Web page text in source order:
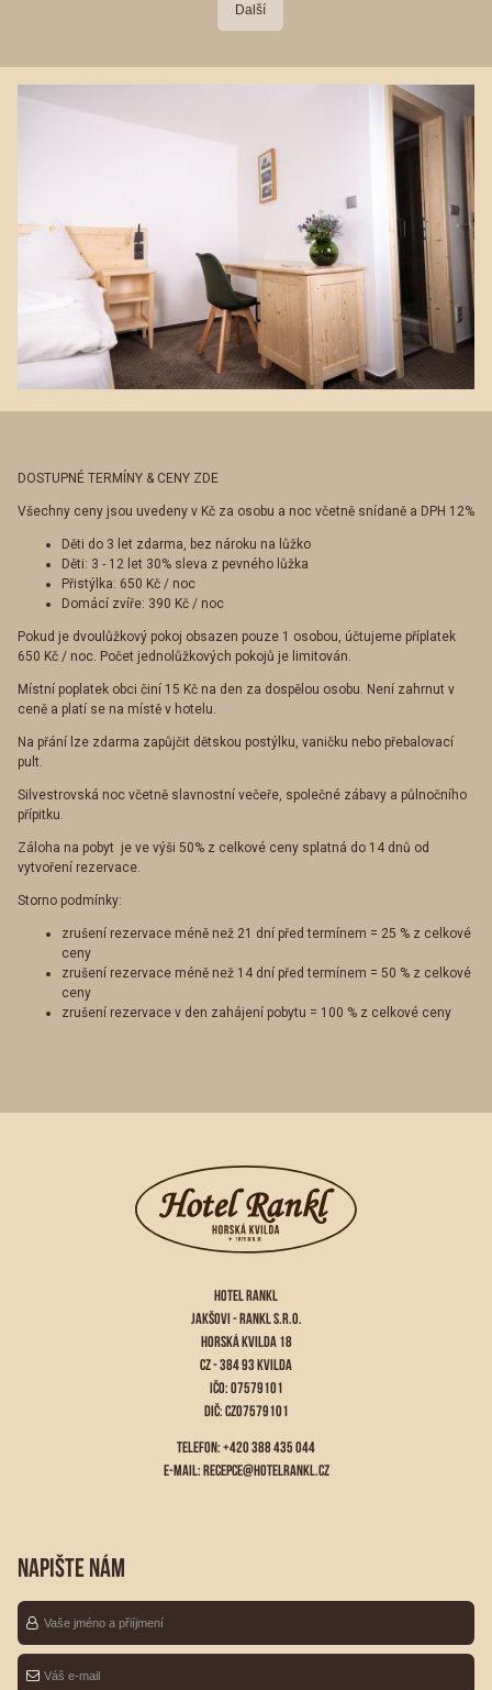
Další
DOSTUPNÉ TERMÍNY & CENY ZDE
Všechny ceny jsou uvedeny v Kč za osobu a noc včetně snídaně a DPH 12%
Děti do 3 let zdarma, bez nároku na lůžko
Děti: 3 - 12 let 30% sleva z pevného lůžka
Přistýlka: 650 Kč / noc
Domácí zvíře: 390 Kč / noc
Pokud je dvoulůžkový pokoj obsazen pouze 1 osobou, účtujeme příplatek
650 Kč / noc. Počet jednolůžkových pokojů je limitován.
Místní poplatek obci činí 15 Kč na den za dospělou osobu. Není zahrnut v
ceně a platí se na místě v hotelu.
Na přání lze zdarma zapůjčit dětskou postýlku, vaničku nebo přebalovací
pult.
Silvestrovská noc včetně slavnostní večeře, společné zábavy a půlnočního
přípitku.
Záloha na pobyt je ve výši 50% z celkové ceny splatná do 14 dnů od
vytvoření rezervace.
Storno podmínky:
zrušení rezervace méně než 21 dní před termínem = 25 % z celkové
ceny
zrušení rezervace méně než 14 dní před termínem = 50 % z celkové
ceny
zrušení rezervace v den zahájení pobytu = 100 % z celkové ceny
HOTEL RANKL
JAKŠOVI - RANKL S.R.O.
HORSKÁ KVILDA 18
CZ - 384 93 KVILDA
IČO: 07579101
DIČ: CZ07579101
TELEFON: +420 388 435 044
E-MAIL:RECEPCE@HOTELRANKL.CZ
NAPIŠTE NÁM